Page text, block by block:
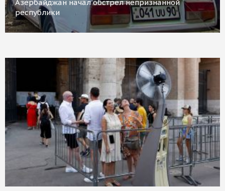
Азербайджан начал обстрел непризнанной
республики